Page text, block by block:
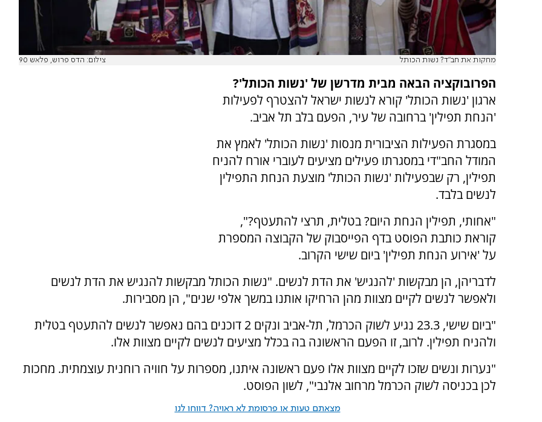
מחקות את חב"ד? נשות הכותל צילום: הדס פרוש, פלאש 90
הפרובוקציה הבאה מבית מדרשן של 'נשות הכותל'?
ארגון 'נשות הכותל' קורא לנשות ישראל להצטרף לפעילות
'הנחת תפילין' ברחובה של עיר, הפעם בלב תל אביב.
במסגרת הפעילות הציבורית מנסות 'נשות הכותל' לאמץ את
המודל החב"די במסגרתו פעילים מציעים לעוברי אורח להניח
תפילין, רק שבפעילות 'נשות הכותל' מוצעת הנחת התפילין
לנשים בלבד.
"אחותי, תפילין הנחת היום? בטלית, תרצי להתעטף?",
קוראת כותבת הפוסט בדף הפייסבוק של הקבוצה המספרת
על 'אירוע הנחת תפילין' ביום שישי הקרוב.
לדבריהן, הן מבקשות 'להנגיש' את הדת לנשים. "נשות הכותל מבקשות להנגיש את הדת לנשים
ולאפשר לנשים לקיים מצוות מהן הרחיקו אותנו במשך אלפי שנים", הן מסבירות.
"ביום שישי, 23.3 נגיע לשוק הכרמל, תל-אביב ונקים 2 דוכנים בהם נאפשר לנשים להתעטף בטלית
ולהניח תפילין. לרוב, זו הפעם הראשונה בה בכלל מציעים לנשים לקיים מצוות אלו.
"נערות ונשים שזכו לקיים מצוות אלו פעם ראשונה איתנו, מספרות על חוויה רוחנית עוצמתית. מחכות
לכן בכניסה לשוק הכרמל מרחוב אלנבי", לשון הפוסט.
מצאתם טעות או פרסומת לא ראויה? דווחו לנו